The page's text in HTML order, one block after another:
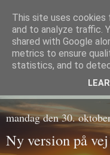
mandag den 30.
Ny version på
This site uses
and to analyze traffic.
shared with Google
metrics to ensure
statistics, and to